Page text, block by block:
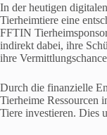
In der heutigen
Tierheimtiere eine
FFTIN
indirekt dabei, ihre
ihre
Durch die finanzielle
Tierheime Ressourcen
Tiere investieren. Dies